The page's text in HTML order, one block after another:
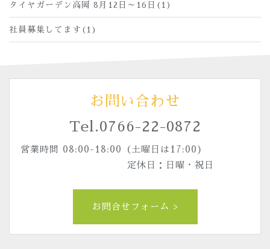
タイヤガーデン高岡 8月12日～16日(1)
社員募集してます(1)
お問い合わせ
Tel.0766-22-0872
営業時間 08:00-18:00（土曜日は17:00)
定休日：日曜・祝日
お問合せフォーム >